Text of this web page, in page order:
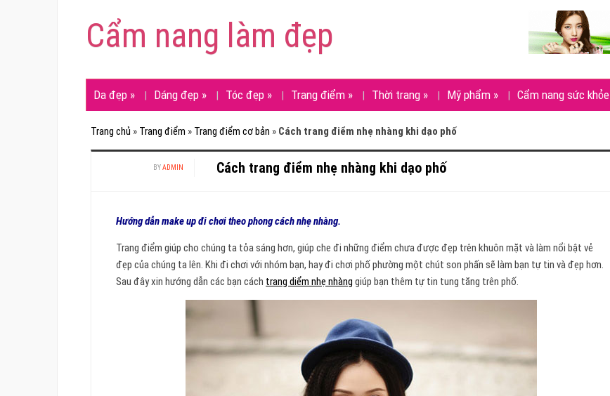
Cẩm nang làm đẹp
Da đẹp » Dáng đẹp » Tóc đẹp » Trang điểm » Thời trang » Mỹ phẩm » Cẩm nang sức khỏe
Trang chủ » Trang điểm » Trang điểm cơ bản » Cách trang điểm nhẹ nhàng khi dạo phố
BYADMIN Cách trang điểm nhẹ nhàng khi dạo phố
Hướng dẫn make up đi chơi theo phong cách nhẹ nhàng.
Trang điểm giúp cho chúng ta tỏa sáng hơn, giúp che đi những điểm chưa được đẹp trên khuôn mặt và làm nổi bật vẻ
đẹp của chúng ta lên. Khi đi chơi với nhóm bạn, hay đi chơi phố phường một chút son phấn sẽ làm bạn tự tin và đẹp hơn.
Sau đây xin hướng dẫn các bạn cách trang diểm nhẹ nhàng giúp bạn thêm tự tin tung tăng trên phố.